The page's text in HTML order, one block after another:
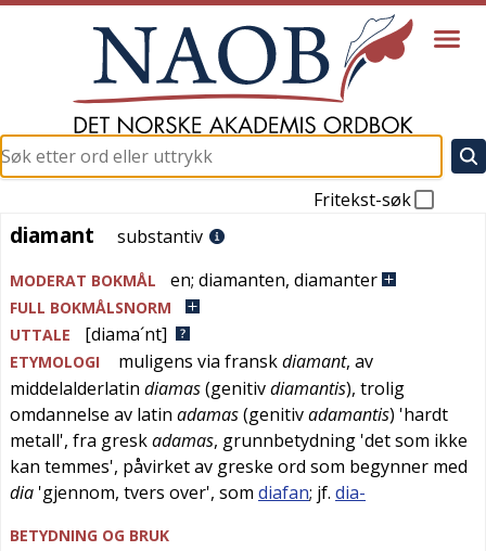
Fritekst-søk
diamant
diamant substantiv
MODERAT BOKMÅL en; diamanten, diamanter
FULL BOKMÅLSNORM
UTTALE
[diama´nt]
ETYMOLOGI muligens via franskdiamant, av
middelalderlatin diamas(genitivdiamantis), trolig
omdannelse av latin adamas(genitivadamantis) 'hardt
metall', fra greskadamas, grunnbetydning 'det som ikke
kan temmes', påvirket av greske ord som begynner med
dia 'gjennom, tvers over', som diafan; jf. dia-
BETYDNING OG BRUK